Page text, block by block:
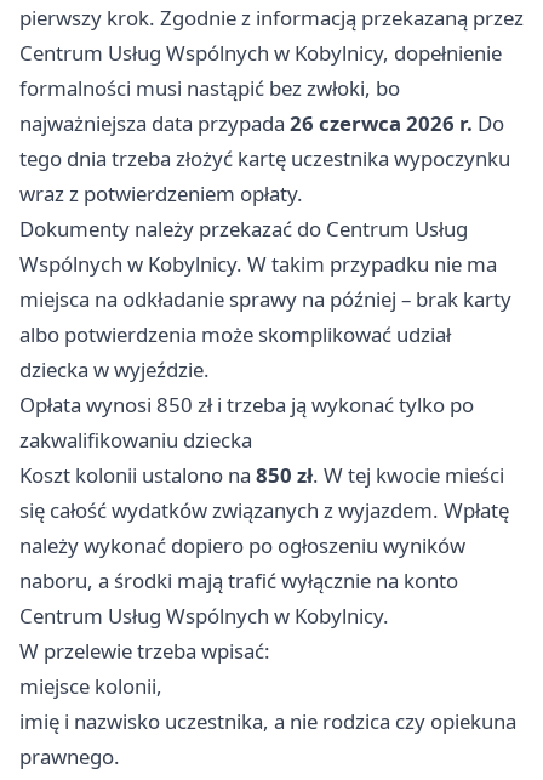
pierwszy krok. Zgodnie z informacją przekazaną przez
Centrum Usług Wspólnych w Kobylnicy, dopełnienie
formalności musi nastąpić bez zwłoki, bo
najważniejsza data przypada 26 czerwca 2026 r. Do
tego dnia trzeba złożyć kartę uczestnika wypoczynku
wraz z potwierdzeniem opłaty.
Dokumenty należy przekazać do Centrum Usług
Wspólnych w Kobylnicy. W takim przypadku nie ma
miejsca na odkładanie sprawy na później – brak karty
albo potwierdzenia może skomplikować udział
dziecka w wyjeździe.
Opłata wynosi 850 zł i trzeba ją wykonać tylko po
zakwalifikowaniu dziecka
Koszt kolonii ustalono na 850 zł. W tej kwocie mieści
się całość wydatków związanych z wyjazdem. Wpłatę
należy wykonać dopiero po ogłoszeniu wyników
naboru, a środki mają trafić wyłącznie na konto
Centrum Usług Wspólnych w Kobylnicy.
W przelewie trzeba wpisać:
miejsce kolonii,
imię i nazwisko uczestnika, a nie rodzica czy opiekuna
prawnego.